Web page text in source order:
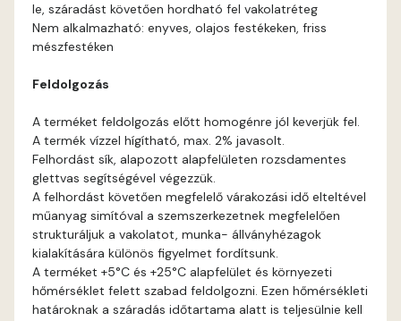
Coral B
Corn B
Corn C
Cotto A
Cotto B
Current-red B
le, száradást követően hordható fel vakolatréteg
Nem alkalmazható: enyves, olajos festékeken, friss
mészfestéken
Feldolgozás
A terméket feldolgozás előtt homogénre jól keverjük fel.
A termék vízzel hígítható, max. 2% javasolt.
Felhordást sík, alapozott alapfelületen rozsdamentes
glettvas segítségével végezzük.
A felhordást követően megfelelő várakozási idő elteltével
műanyag simítóval a szemszerkezetnek megfelelően
strukturáljuk a vakolatot, munka- állványhézagok
kialakítására különös figyelmet fordítsunk.
A terméket +5°C és +25°C alapfelület és környezeti
hőmérséklet felett szabad feldolgozni. Ezen hőmérsékleti
határoknak a száradás időtartama alatt is teljesülnie kell